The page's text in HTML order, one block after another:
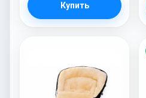
Купить